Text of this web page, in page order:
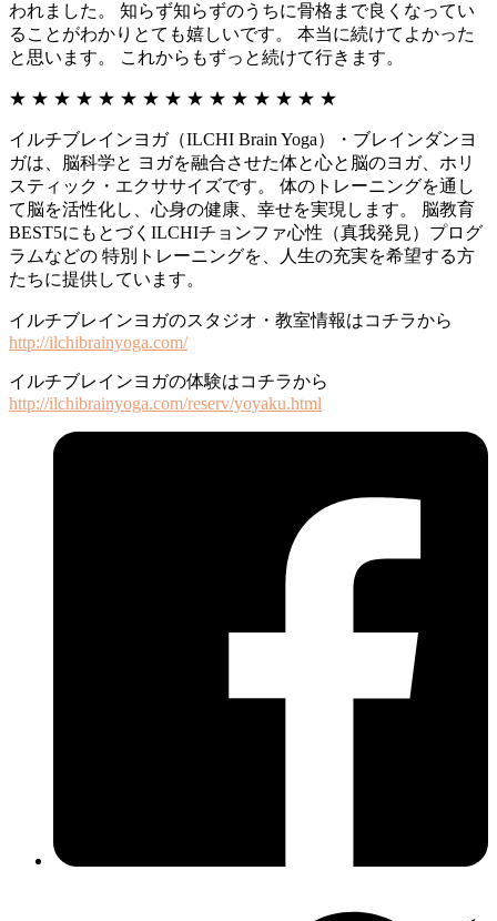
われました。 知らず知らずのうちに骨格まで良くなってい
ることがわかりとても嬉しいです。 本当に続けてよかった
と思います。 これからもずっと続けて行きます。
★ ★ ★ ★ ★ ★ ★ ★ ★ ★ ★ ★ ★ ★ ★
イルチブレインヨガ（ILCHI Brain Yoga）・ブレインダンヨ
ガは、脳科学と ヨガを融合させた体と心と脳のヨガ、ホリ
スティック・エクササイズです。 体のトレーニングを通し
て脳を活性化し、心身の健康、幸せを実現します。 脳教育
BEST5にもとづくILCHIチョンファ心性（真我発見）プログ
ラムなどの 特別トレーニングを、人生の充実を希望する方
たちに提供しています。
イルチブレインヨガのスタジオ・教室情報はコチラから
http://ilchibrainyoga.com/
イルチブレインヨガの体験はコチラから
http://ilchibrainyoga.com/reserv/yoyaku.html